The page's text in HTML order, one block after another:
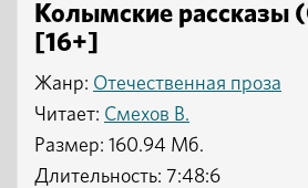
Колымские рассказы
[16+]
Жанр: Отечественная проза
Читает: Смехов В.
Размер: 160.94 Мб.
Длительность: 7:48:6